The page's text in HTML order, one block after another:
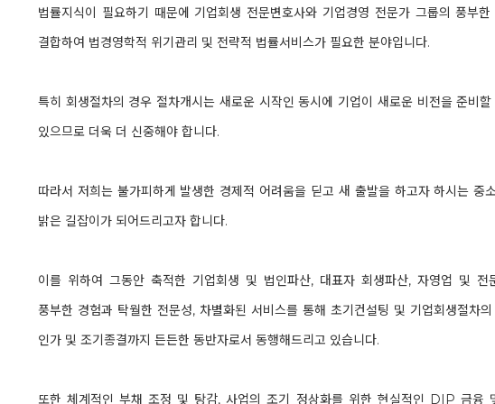
법률지식이 필요하기 때문에 기업회생 전문변호사와 기업경영 전문가 그룹의 풍부
결합하여 법경영학적 위기관리 및 전략적 법률서비스가 필요한 분야입니다.
특히 회생절차의 경우 절차개시는 새로운 시작인 동시에 기업이 새로운 비전을 준비
있으므로 더욱 더 신중해야 합니다.
따라서 저희는 불가피하게 발생한 경제적 어려움을 딛고 새 출발을 하고자 하시는 중
밝은 길잡이가 되어드리고자 합니다.
이를 위하여 그동안 축적한 기업회생 및 법인파산, 대표자 회생파산, 자영업 및 전
풍부한 경험과 탁월한 전문성, 차별화된 서비스를 통해 초기컨설팅 및 기업회생절차
인가 및 조기종결까지 든든한 동반자로서 동행해드리고 있습니다.
또한 체계적인 부채 조정 및 탕감, 사업의 조기 정상화를 위한 현실적인 DIP 금융